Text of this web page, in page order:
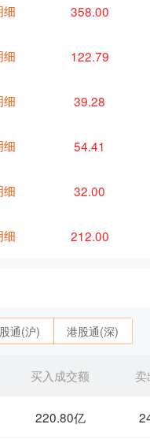
细 358.00
细 122.79
细 39.28
细 54.41
细 32.00
细 212.00
通(沪) 港股通(深)
买入成交额 卖
220.80亿